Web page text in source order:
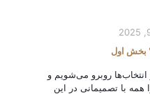
بخش اول
انتخاب‌ها روبرو می‌شویم و
همه با تصمیمانی در این